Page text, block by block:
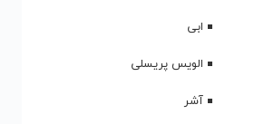
ابی
الویس پریسلی
آشر